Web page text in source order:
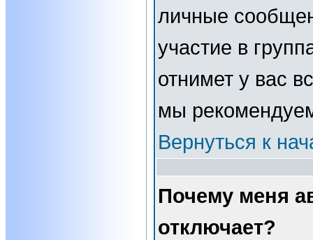
личные
участие в
отнимет у вас
мы
Вернуться к
Почему меня
отключает?